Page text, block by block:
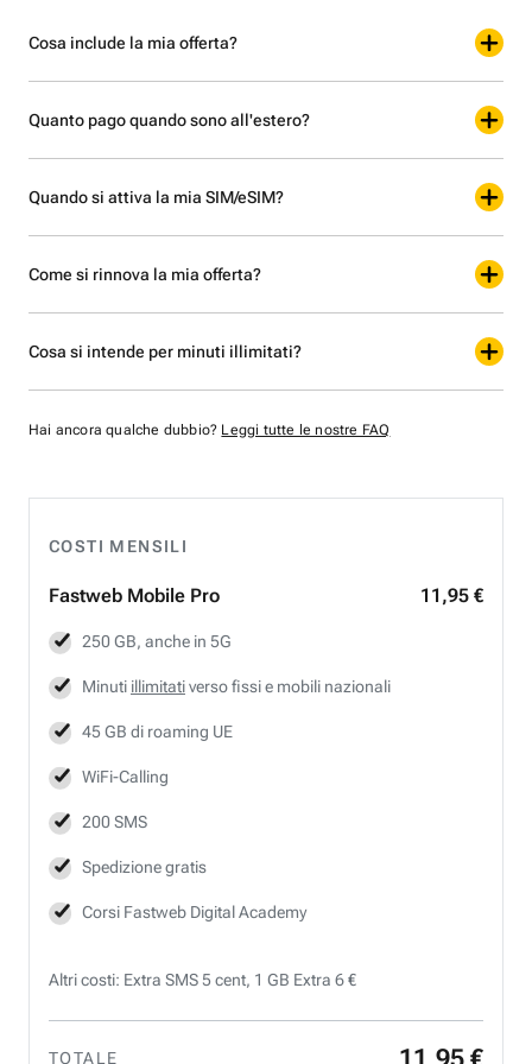
COSTI MENSILI
Fastweb Mobile Pro 11,95 €
250 GB, anche in 5G
Minuti illimitativerso fissi e mobili nazionali
45 GB di roaming UE
WiFi-Calling
200 SMS
Spedizione gratis
Corsi Fastweb Digital Academy
Altri costi: Extra SMS 5 cent, 1 GB Extra 6 €
TOTALE
Cosa include la mia offerta?
Quanto pago quando sono all'estero?
Quando si attiva la mia SIM/eSIM?
Come si rinnova la mia offerta?
Cosa si intende per minuti illimitati?
Hai ancora qualche dubbio? Leggi tutte le nostre FAQ